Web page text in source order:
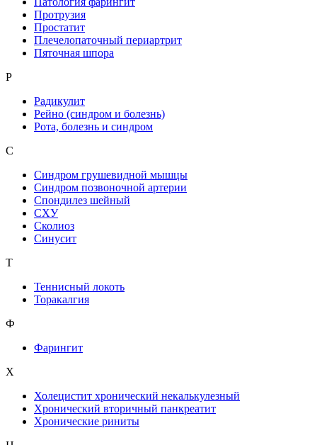
Протрузия
Простатит
Плечелопаточный периартрит
Пяточная шпора
Р
Радикулит
Рейно (синдром и болезнь)
Рота, болезнь и синдром
С
Синдром грушевидной мышцы
Синдром позвоночной артерии
Спондилез шейный
СХУ
Сколиоз
Синусит
Т
Теннисный локоть
Торакалгия
Ф
Фарингит
X
Холецистит хронический некалькулезный
Хронический вторичный панкреатит
Хронические риниты